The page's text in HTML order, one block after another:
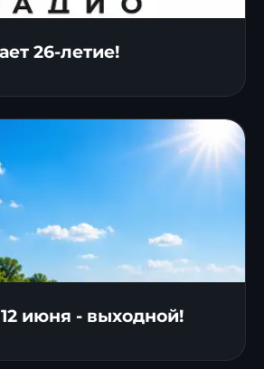
26-летие!
июня - выходной!